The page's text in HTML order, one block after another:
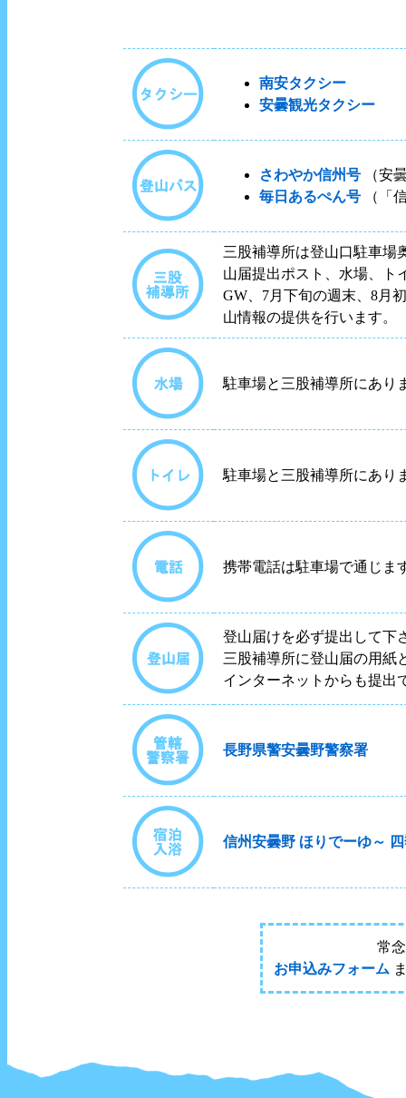
南安タクシー
安曇観光タクシー
さわやか信州号 （安
毎日あるぺん号 （「
三股補導所は登山口駐車場
山届提出ポスト、水場、ト
GW、7月下旬の週末、8月
山情報の提供を行います。
駐車場と三股補導所にあり
駐車場と三股補導所にあり
携帯電話は駐車場で通じま
登山届けを必ず提出して下
三股補導所に登山届の用紙
インターネットからも提出
長野県警安曇野警察署
信州安曇野 ほりでーゆ～
常
お申込みフォーム